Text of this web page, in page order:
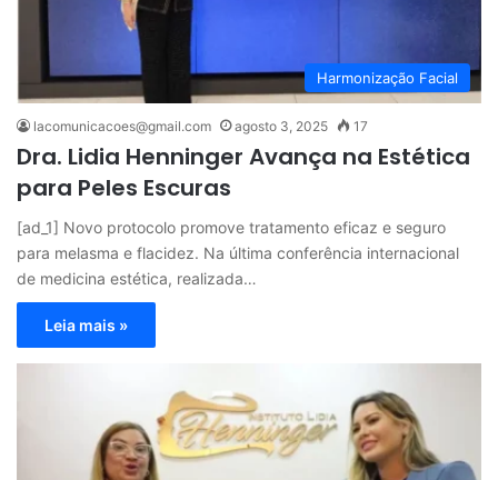
Harmonização Facial
lacomunicacoes@gmail.com agosto 3, 2025 17
Dra. Lidia Henninger Avança na Estética
para Peles Escuras
[ad_1] Novo protocolo promove tratamento eficaz e seguro
para melasma e flacidez. Na última conferência internacional
de medicina estética, realizada…
Leia mais »